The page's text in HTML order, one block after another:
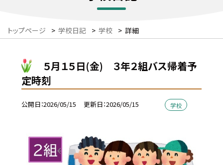
トップページ > 学校日記 > 学校 > 詳細
５月１５日(金) ３年２組バス帰着予
定時刻
公開日 2026/05/15 更新日 2026/05/15 学校